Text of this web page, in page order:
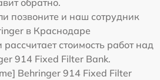
обратно.
позвоните и наш сотрудник
в Краснодаре
рассчитает стоимость работ над
914 Fixed Filter Bank.
Behringer 914 Fixed Filter